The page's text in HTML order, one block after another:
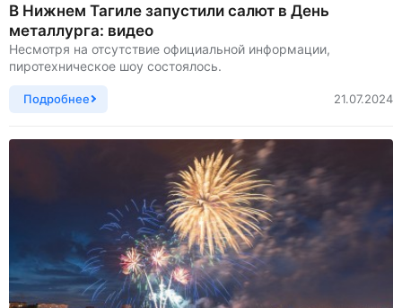
В Нижнем Тагиле запустили салют в День
металлурга: видео
Несмотря на отсутствие официальной информации,
пиротехническое шоу состоялось.
Подробнее 21.07.2024